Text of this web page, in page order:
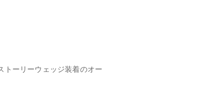
ーリーウェッジ装着のオー